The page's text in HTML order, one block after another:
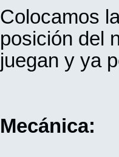
Colocamos
posición del
juegan y ya
Mecánica: